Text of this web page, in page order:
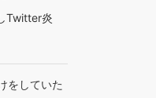
Twitter炎
をしていた